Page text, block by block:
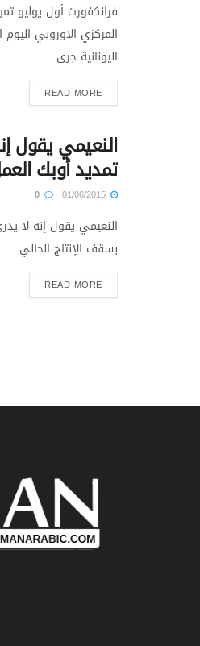
فرانكفورت أول يوليو
المركزي الاوروبي اليوم
اليونانية جرى ...
READ MORE
النعيمي يقول
تمديد أوبك
النعيمي يقول إنه لا
بسقف الإنتاج الحالي
READ MORE